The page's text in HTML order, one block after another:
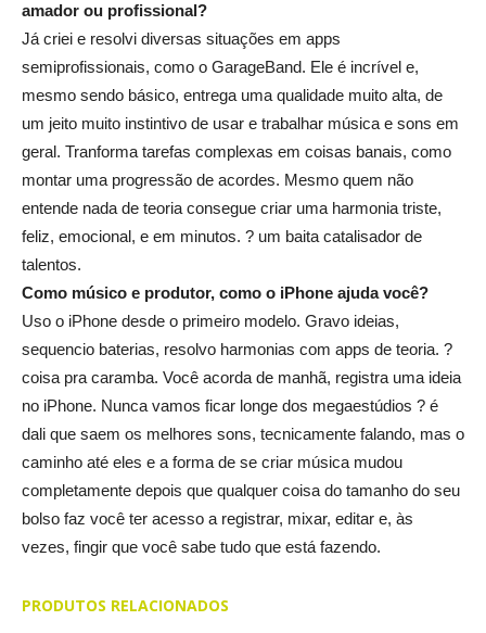
amador ou profissional?
Já criei e resolvi diversas situações em apps
semiprofissionais, como o GarageBand. Ele é incrível e,
mesmo sendo básico, entrega uma qualidade muito alta, de
um jeito muito instintivo de usar e trabalhar música e sons em
geral. Tranforma tarefas complexas em coisas banais, como
montar uma progressão de acordes. Mesmo quem não
entende nada de teoria consegue criar uma harmonia triste,
feliz, emocional, e em minutos. ? um baita catalisador de
talentos.
Como músico e produtor, como o iPhone ajuda você?
Uso o iPhone desde o primeiro modelo. Gravo ideias,
sequencio baterias, resolvo harmonias com apps de teoria. ?
coisa pra caramba. Você acorda de manhã, registra uma ideia
no iPhone. Nunca vamos ficar longe dos megaestúdios ? é
dali que saem os melhores sons, tecnicamente falando, mas o
caminho até eles e a forma de se criar música mudou
completamente depois que qualquer coisa do tamanho do seu
bolso faz você ter acesso a registrar, mixar, editar e, às
vezes, fingir que você sabe tudo que está fazendo.
PRODUTOS RELACIONADOS